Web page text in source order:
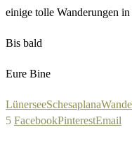
einige tolle Wanderungen in
Bis bald
Eure Bine
LünerseeSchesaplana
5 FacebookPinterestEmail